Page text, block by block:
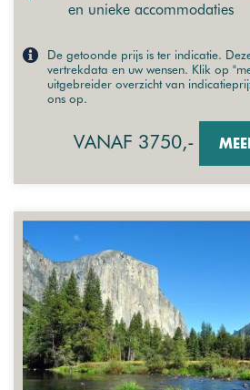
en unieke accommodaties
De getoonde prijs is ter indicatie.
vertrekdata en uw wensen. Klik op
uitgebreider overzicht van
ons op.
VANAF 3750,-